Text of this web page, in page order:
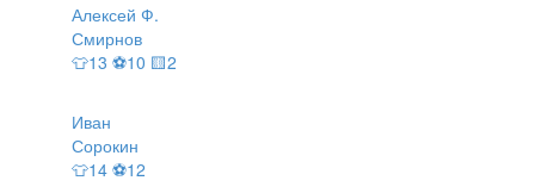
Алексей Ф.
Смирнов
👕13 ⚽10 🟨2
Иван
Сорокин
👕14 ⚽12